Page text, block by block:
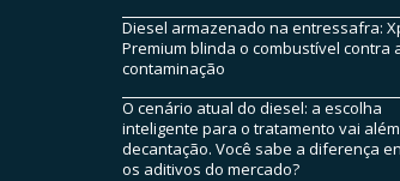
Diesel armazenado na entressafra:
Premium blinda o combustível contra
contaminação
O cenário atual do diesel: a escolha
inteligente para o tratamento vai
decantação. Você sabe a diferença
os aditivos do mercado?